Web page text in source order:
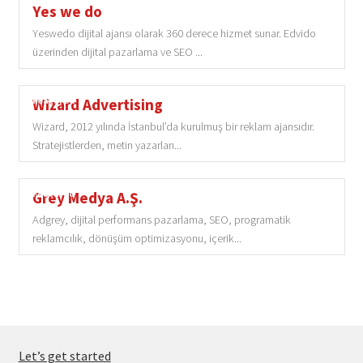
Yes we do
Yeswedo dijital ajansı olarak 360 derece hizmet sunar. Edvido
üzerinden dijital pazarlama ve SEO ...
Wizard Advertising
Wizard, 2012 yılında İstanbul’da kurulmuş bir reklam ajansıdır.
Stratejistlerden, metin yazarları...
Featured
Grey Medya A.Ş.
Adgrey, dijital performans pazarlama, SEO, programatik
reklamcılık, dönüşüm optimizasyonu, içerik...
Featured
Let’s get started